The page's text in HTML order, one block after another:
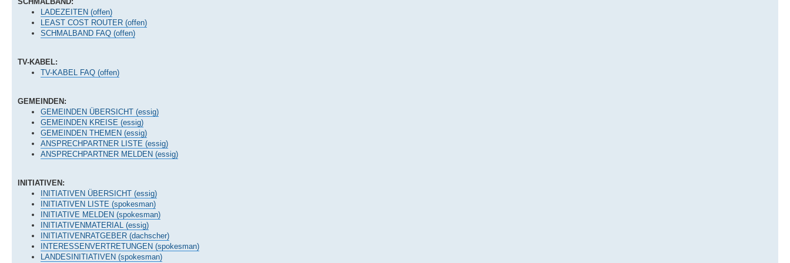
LADEZEITEN (offen)
LEAST COST ROUTER (offen)
SCHMALBAND FAQ (offen)
TV-KABEL:
TV-KABEL FAQ (offen)
GEMEINDEN:
GEMEINDEN ÜBERSICHT (essig)
GEMEINDEN KREISE (essig)
GEMEINDEN THEMEN (essig)
ANSPRECHPARTNER LISTE (essig)
ANSPRECHPARTNER MELDEN (essig)
INITIATIVEN:
INITIATIVEN ÜBERSICHT (essig)
INITIATIVEN LISTE (spokesman)
INITIATIVE MELDEN (spokesman)
INITIATIVENMATERIAL (essig)
INITIATIVENRATGEBER (dachscher)
INTERESSENVERTRETUNGEN (spokesman)
LANDESINITIATIVEN (spokesman)